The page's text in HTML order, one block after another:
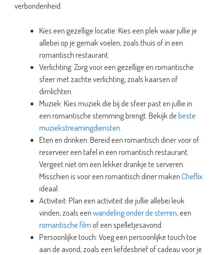
verbondenheid.
Kies een gezellige locatie: Kies een plek waar jullie je
allebei op je gemak voelen, zoals thuis of in een
romantisch restaurant.
Verlichting: Zorg voor een gezellige en romantische
sfeer met zachte verlichting, zoals kaarsen of
dimlichten.
Muziek: Kies muziek die bij de sfeer past en jullie in
een romantische stemming brengt. Bekijk debeste
muziekstreamingdiensten
Eten en drinken: Bereid een romantisch diner voor of
reserveer een tafel in een romantisch restaurant.
Vergeet niet om een lekker drankje te serveren.
Misschien is voor een romantisch diner makenCheflix
ideaal.
Activiteit: Plan een activiteit die jullie allebei leuk
vinden, zoals eenwandeling onder de sterren, een
romantische filmof een spelletjesavond.
Persoonlijke touch: Voeg een persoonlijke touch toe
aan de avond, zoals een liefdesbrief of cadeau voor je